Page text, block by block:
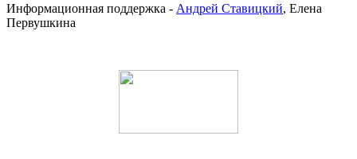
Информационная поддержка - Андрей Ставицкий, Елена
Первушкина